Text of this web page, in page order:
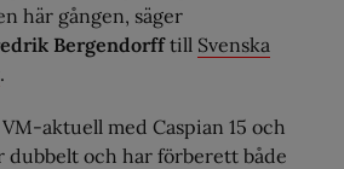
här gången, säger
Bergendorfftill Svenska
.
aktuell med Caspian 15 och
dubbelt och har förberett både